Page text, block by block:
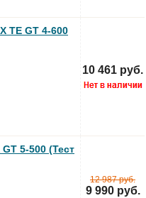
TE GT 4-600
10 461 руб.
5-500 (Тест
12 987 руб.
9 990 руб.